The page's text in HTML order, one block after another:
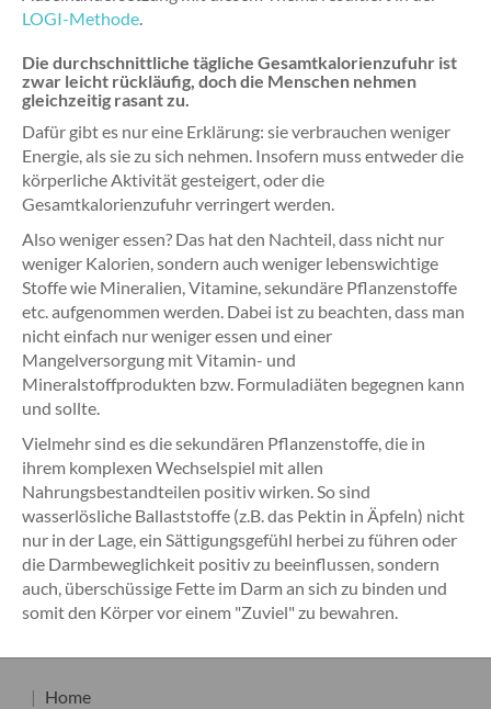
LOGI-Methode.
Die durchschnittliche tägliche Gesamtkalorienzufuhr ist
zwar leicht rückläufig, doch die Menschen nehmen
gleichzeitig rasant zu.
Dafür gibt es nur eine Erklärung: sie verbrauchen weniger
Energie, als sie zu sich nehmen. Insofern muss entweder die
körperliche Aktivität gesteigert, oder die
Gesamtkalorienzufuhr verringert werden.
Also weniger essen? Das hat den Nachteil, dass nicht nur
weniger Kalorien, sondern auch weniger lebenswichtige
Stoffe wie Mineralien, Vitamine, sekundäre Pflanzenstoffe
etc. aufgenommen werden. Dabei ist zu beachten, dass man
nicht einfach nur weniger essen und einer
Mangelversorgung mit Vitamin- und
Mineralstoffprodukten bzw. Formuladiäten begegnen kann
und sollte.
Vielmehr sind es die sekundären Pflanzenstoffe, die in
ihrem komplexen Wechselspiel mit allen
Nahrungsbestandteilen positiv wirken. So sind
wasserlösliche Ballaststoffe (z.B. das Pektin in Äpfeln) nicht
nur in der Lage, ein Sättigungsgefühl herbei zu führen oder
die Darmbeweglichkeit positiv zu beeinflussen, sondern
auch, überschüssige Fette im Darm an sich zu binden und
somit den Körper vor einem "Zuviel" zu bewahren.
Home